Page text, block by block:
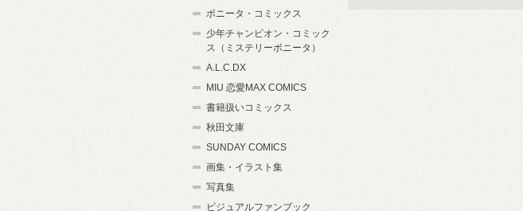
ボニータ・コミックス
少年チャンピオン・コミック
ス（ミステリーボニータ）
A.L.C.DX
MIU 恋愛MAX COMICS
書籍扱いコミックス
秋田文庫
SUNDAY COMICS
画集・イラスト集
写真集
ビジュアルファンブック